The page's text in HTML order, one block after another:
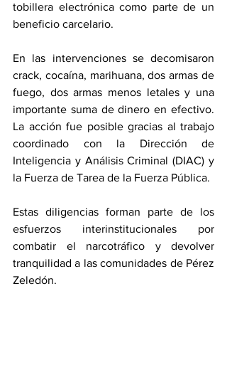
tobillera electrónica como parte de un
beneficio carcelario.
En las intervenciones se decomisaron
crack, cocaína, marihuana, dos armas de
fuego, dos armas menos letales y una
importante suma de dinero en efectivo.
La acción fue posible gracias al trabajo
coordinado con la Dirección de
Inteligencia y Análisis Criminal (DIAC) y
la Fuerza de Tarea de la Fuerza Pública.
Estas diligencias forman parte de los
esfuerzos interinstitucionales por
combatir el narcotráfico y devolver
tranquilidad a las comunidades de Pérez
Zeledón.